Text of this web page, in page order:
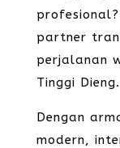
partner
perjalanan
Tinggi Dieng.
Dengan
modern,